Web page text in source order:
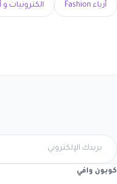
أزياء Fashion الكترونيات
كوبون وافي